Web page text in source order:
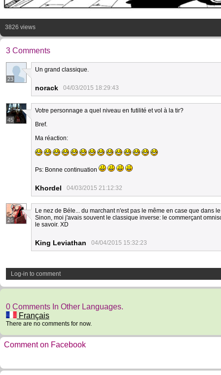
3826 views
3 Comments
23
Un grand classique.
norack 04/03/2015 18:29:43
45
Votre personnage a quel niveau en futilité et vol à la tir?
Bref.
Ma réaction:
Ps: Bonne continuation
Khordel 04/03/2015 21:12:32
26
Le nez de Béle... du marchant n'est pas le même en case que dans
Sinon, moi j'avais souvent le classique inverse: le commerçant
le savoir. XD
King Leviathan 04/04/2015 15:32:23
Log-in to comment
0 Comments In Other Languages.
Français
There are no comments for now.
Comment on Facebook